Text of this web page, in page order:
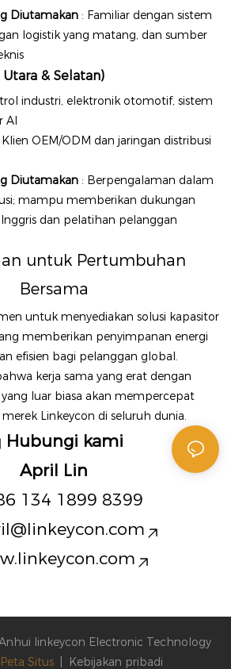
Diutamakan : Familiar dengan sistem
logistik yang matang, dan sumber
& Selatan)
industri, elektronik otomotif, sistem
AI
Klien OEM/ODM dan jaringan distribusi
Diutamakan : Berpengalaman dalam
mampu memberikan dukungan
dan pelatihan pelanggan
untuk Pertumbuhan
Bersama
untuk menyediakan solusi kapasitor
memberikan penyimpanan energi
efisien bagi pelanggan global.
kerja sama yang erat dengan
luar biasa akan mempercepat
Linkeycon di seluruh dunia.
Hubungi kami
April Lin
134 1899 8399
linkeycon Electronic Technology
Peta Situs Kebijakan pribadi